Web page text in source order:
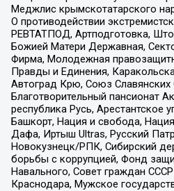
Меджлис крымскотатарского
О противодействии
РЕВТАТПОД, Артподготовка,
Божией Матери Державная,
Фирма, Молодежная
Правды и Единения,
Автоград Крю, Союз Славянских
Благотворительный пансионат
республика Русь, Арестантское
Башкорт, Нация и свобода,
Дафа, Иртыш Ultras, Русский
Новокузнецк/РПК, Сибирский
борьбы с коррупцией, Фонд
Навального, Совет граждан
Краснодара, Мужское